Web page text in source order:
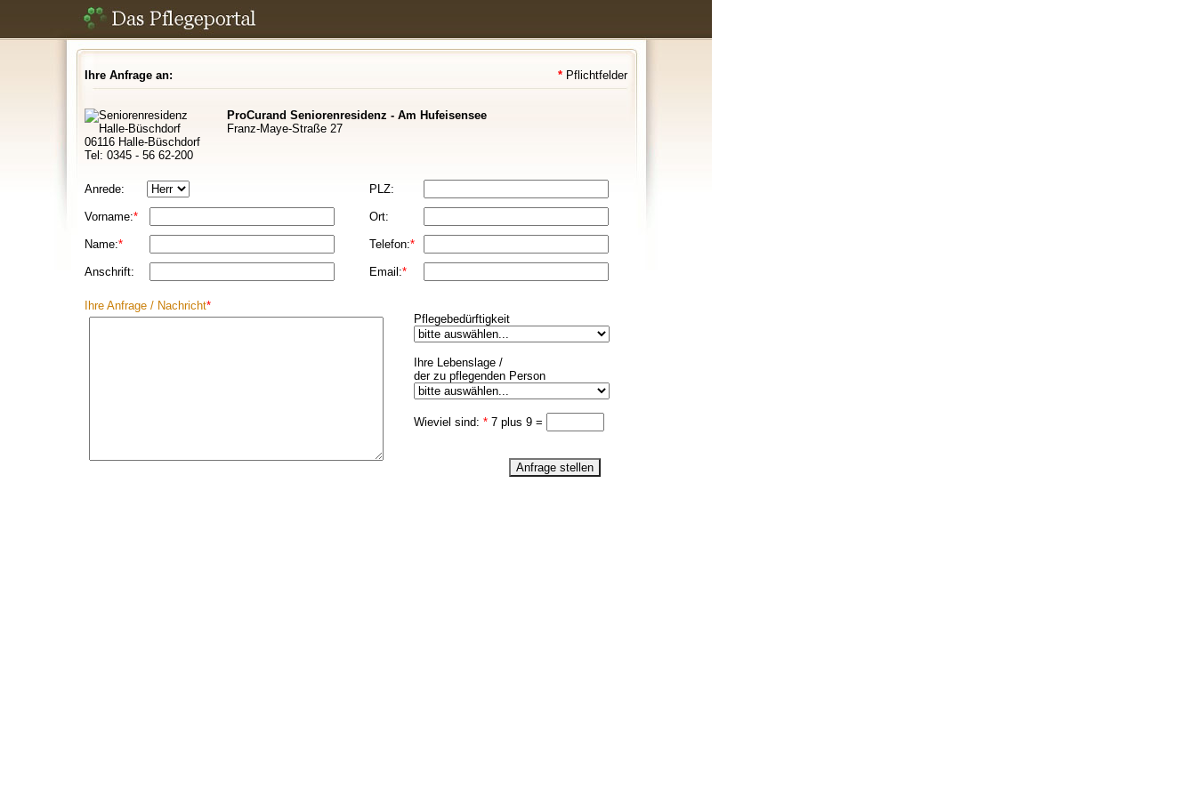
Ihre Anfrage an: * Pflichtfelder
ProCurand Seniorenresidenz - Am Hufeisensee
Franz-Maye-Straße 27
06116 Halle-Büschdorf
Tel: 0345 - 56 62-200
Anrede: PLZ:
Vorname:* Ort:
Name:* Telefon:*
Anschrift: Email:*
Ihre Anfrage / Nachricht*
Pflegebedürftigkeit
Ihre Lebenslage /
der zu pflegenden Person
Wieviel sind: * 7 plus 9 =